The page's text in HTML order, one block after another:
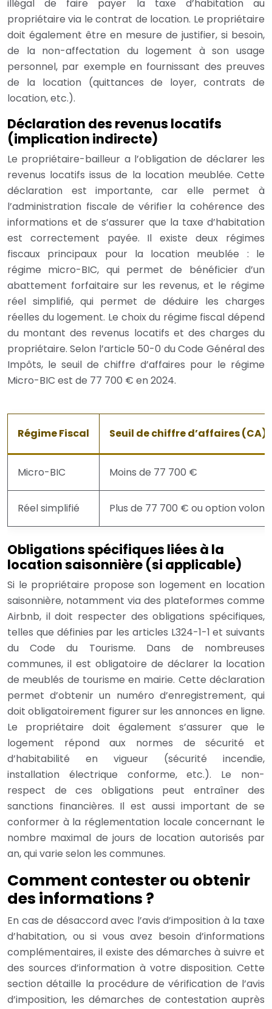
illégal de faire payer la taxe d’habitation au
propriétaire via le contrat de location. Le propriétaire
doit également être en mesure de justifier, si besoin,
de la non-affectation du logement à son usage
personnel, par exemple en fournissant des preuves
de la location (quittances de loyer, contrats de
location, etc.).
Déclaration des revenus locatifs
(implication indirecte)
Le propriétaire-bailleur a l’obligation de déclarer les
revenus locatifs issus de la location meublée. Cette
déclaration est importante, car elle permet à
l’administration fiscale de vérifier la cohérence des
informations et de s’assurer que la taxe d’habitation
est correctement payée. Il existe deux régimes
fiscaux principaux pour la location meublée : le
régime micro-BIC, qui permet de bénéficier d’un
abattement forfaitaire sur les revenus, et le régime
réel simplifié, qui permet de déduire les charges
réelles du logement. Le choix du régime fiscal dépend
du montant des revenus locatifs et des charges du
propriétaire. Selon l’article 50-0 du Code Général des
Impôts, le seuil de chiffre d’affaires pour le régime
Micro-BIC est de 77 700 € en 2024.
Régime Fiscal Seuil de chiffre d’affaires (CA)
Micro-BIC Moins de 77 700 €
Réel simplifié Plus de 77 700 € ou option
Obligations spécifiques liées à la
location saisonnière (si applicable)
Si le propriétaire propose son logement en location
saisonnière, notamment via des plateformes comme
Airbnb, il doit respecter des obligations spécifiques,
telles que définies par les articles L324-1-1 et suivants
du Code du Tourisme. Dans de nombreuses
communes, il est obligatoire de déclarer la location
de meublés de tourisme en mairie. Cette déclaration
permet d’obtenir un numéro d’enregistrement, qui
doit obligatoirement figurer sur les annonces en ligne.
Le propriétaire doit également s’assurer que le
logement répond aux normes de sécurité et
d’habitabilité en vigueur (sécurité incendie,
installation électrique conforme, etc.). Le non-
respect de ces obligations peut entraîner des
sanctions financières. Il est aussi important de se
conformer à la réglementation locale concernant le
nombre maximal de jours de location autorisés par
an, qui varie selon les communes.
Comment contester ou obtenir
des informations ?
En cas de désaccord avec l’avis d’imposition à la taxe
d’habitation, ou si vous avez besoin d’informations
complémentaires, il existe des démarches à suivre et
des sources d’information à votre disposition. Cette
section détaille la procédure de vérification de l’avis
d’imposition, les démarches de contestation auprès